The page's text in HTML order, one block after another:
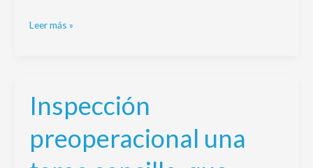
Leer más »
Inspección
preoperacional una
Inspección
preoperacional
una
tarea